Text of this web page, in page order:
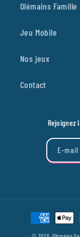
Olémains Famille
Jeu Mobile
Nos jeux
Contact
Rejoignez
E-mail
Moyens
de